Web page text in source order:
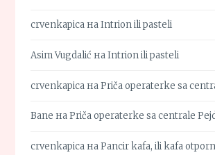
crvenkapica наIntrion ili pasteli
Asim Vugdalić наIntrion ili pasteli
crvenkapica наPriča operaterke sa
Bane наPriča operaterke sa centrale
crvenkapica наPancir kafa, ili kafa